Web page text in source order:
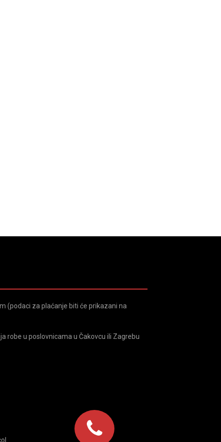
(podaci za plaćanje biti će prikazani na
robe u poslovnicama u Čakovcu ili Zagrebu